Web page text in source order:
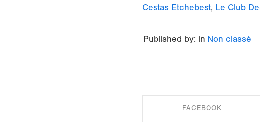
Cestas Etchebest, Le Club
Published by: in Non classé
FACEBOOK